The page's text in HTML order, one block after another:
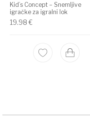
Kid’s Concept – Snemljive
igračke za igralni lok
19.98€